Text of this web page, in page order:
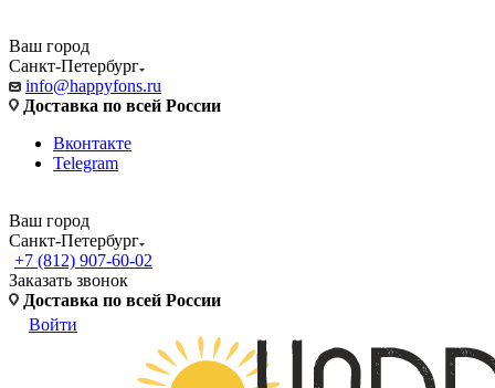
Ваш город
Санкт-Петербург
info@happyfons.ru
Доставка по всей России
Вконтакте
Telegram
Ваш город
Санкт-Петербург
+7 (812) 907-60-02
Заказать звонок
Доставка по всей России
Войти